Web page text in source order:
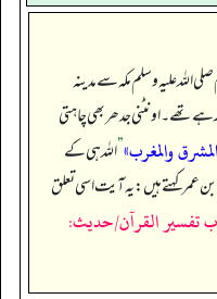
اللہ علیہ وسلم مکہ سے مدینہ
رہے تھے۔ اونٹنی جدھر بھی چاہتی
والمغرب»”اللہ ہی کے
پڑھی۔ ابن عمر کہتے ہیں: یہ آیت اسی تعلق
تفسير القرآن/حدیث: